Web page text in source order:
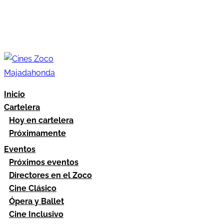
Inicio
Cartelera
Hoy en cartelera
Próximamente
Eventos
Próximos eventos
Directores en el Zoco
Cine Clásico
Ópera y Ballet
Cine Inclusivo